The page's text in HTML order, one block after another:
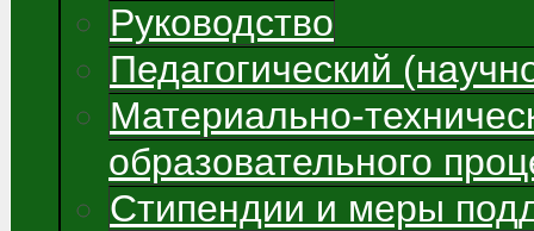
Руководство
Педагогический
Материально-
образовательного
Стипендии и меры